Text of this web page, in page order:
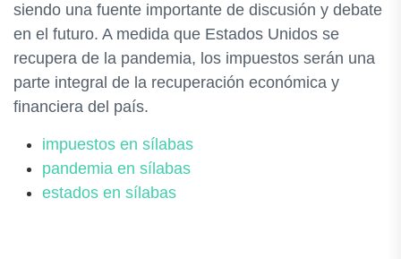
siendo una fuente importante de discusión y debate
en el futuro. A medida que Estados Unidos se
recupera de la pandemia, los impuestos serán una
parte integral de la recuperación económica y
financiera del país.
impuestos en sílabas
pandemia en sílabas
estados en sílabas